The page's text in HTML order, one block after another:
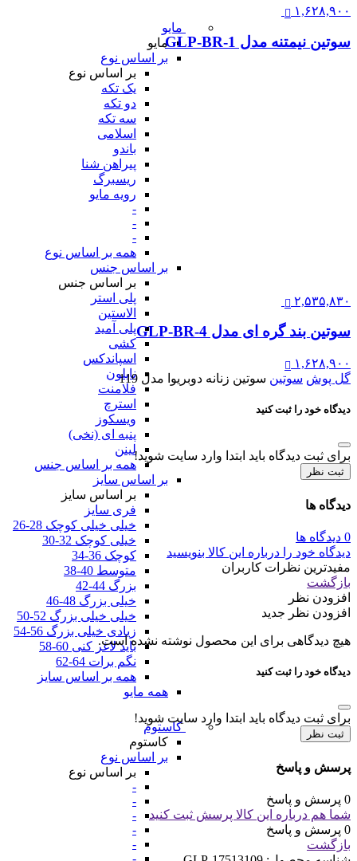
مایو
مایو
بر اساس نوع
بر اساس نوع
یک تکه
دو تکه
سه تکه
اسلامی
باندو
پیراهن شنا
ریسبرگ
رویه مایو
-
-
-
همه بر اساس نوع
بر اساس جنس
بر اساس جنس
پلی استر
الاستین
پلی آمید
کشی
اسپاندکس
نایلون
فلامنت
استرچ
ویسکوز
پنبه ای (نخی)
لینن
همه بر اساس جنس
بر اساس سایز
بر اساس سایز
فری سایز
خیلی خیلی کوچک 28-26
خیلی کوچک 32-30
کوچک 36-34
متوسط 40-38
بزرگ 44-42
خیلی بزرگ 48-46
خیلی خیلی بزرگ 52-50
زیادی خیلی بزرگ 56-54
باید لاغر کنی 60-58
نگم برات 64-62
همه بر اساس سایز
همه مایو
کاستوم
کاستوم
بر اساس نوع
بر اساس نوع
-
-
-
-
-
-
۱,۶۲۸,۹۰۰
سوتین نیمتنه مدل GLP-BR-1
۲,۵۳۵,۸۳۰
سوتین بند گره ای مدل GLP-BR-4
۱,۶۲۸,۹۰۰
گل پوش سوتین سوتین زنانه دوبریوا مدل 119
دیدگاه خود را ثبت کنید
برای ثبت دیدگاه باید ابتدا وارد سایت شوید!
ثبت نظر
دیدگاه ها
0 دیدگاه ها
دیدگاه خود را درباره این کالا بنویسید
مفیدترین نظرات کاربران
بازگشت
افزودن نظر
افزودن نظر جدید
هیچ دیدگاهی برای این محصول نوشته نشده است.
دیدگاه خود را ثبت کنید
برای ثبت دیدگاه باید ابتدا وارد سایت شوید!
ثبت نظر
پرسش و پاسخ
0 پرسش و پاسخ
شما هم درباره این کالا پرسش ثبت کنید
0 پرسش و پاسخ
بازگشت